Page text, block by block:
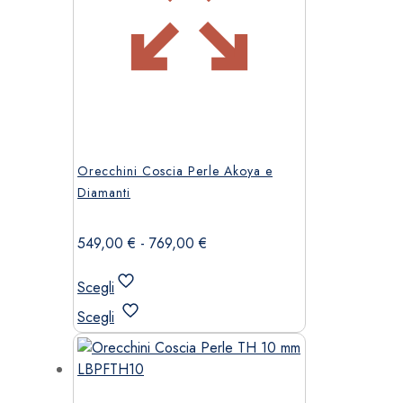
Orecchini Coscia Perle Akoya e
Diamanti
549,00€ - 769,00€
549,00 €
a
Scegli
Scegli Questo
prodotto
ha
più